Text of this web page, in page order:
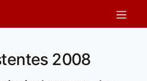
2008